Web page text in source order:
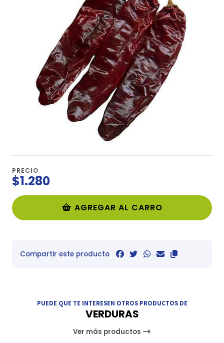
PRECIO
$1.280
AGREGAR AL CARRO
Compartir este producto
PUEDE QUE TE INTERESEN OTROS PRODUCTOS DE
VERDURAS
Ver más productos